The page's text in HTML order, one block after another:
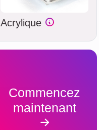
Acrylique
Commencez
maintenant